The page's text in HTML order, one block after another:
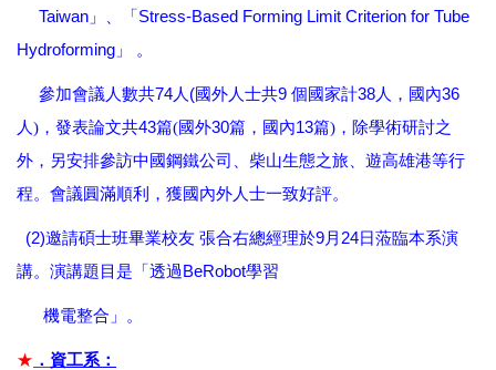
Taiwan 」、「 Stress-Based Forming Limit Criterion for Tube
Hydroforming 」 。
參加會議人數共74人 (國外人士共9 個國家計38人，國內36
人)，發表論文共43篇(國外30篇，國內13篇)，除學術研討之
外，另安排參訪中國鋼鐵公司、柴山生態之旅、遊高雄港等行
程。會議圓滿順利，獲國內外人士一致好評。
(2)邀請碩士班畢業校友 張合右總經理於9月 24日蒞臨本系演
講。演講題目是「透過BeRobot學習
機電整合」。
★ ． 資工系：